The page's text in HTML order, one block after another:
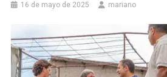
16 de mayo de 2025 mariano